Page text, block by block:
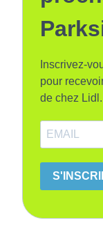
Inscrivez-
pour
de chez Lidl.